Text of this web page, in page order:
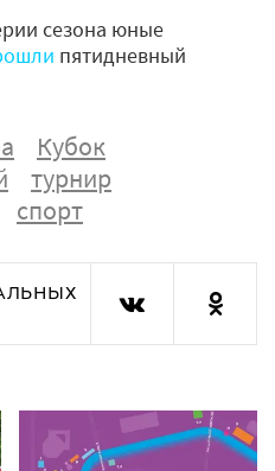
сезона юные
пятидневный
Кубок
турнир
спорт